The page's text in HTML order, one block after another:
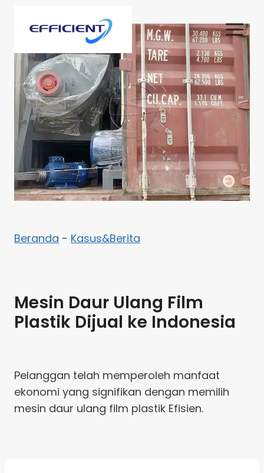
Beranda - Kasus&Berita
Mesin Daur Ulang Film
Plastik Dijual ke Indonesia
Pelanggan telah memperoleh manfaat
ekonomi yang signifikan dengan memilih
mesin daur ulang film plastik Efisien.